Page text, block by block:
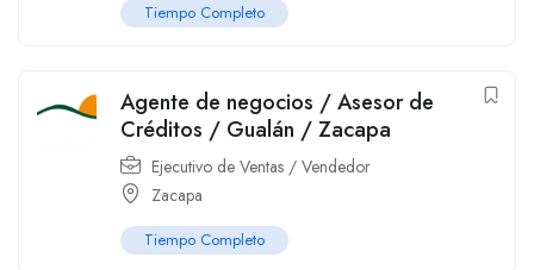
Tiempo Completo
Agente de negocios / Asesor de
Créditos / Gualán / Zacapa
Ejecutivo de Ventas / Vendedor
Zacapa
Tiempo Completo